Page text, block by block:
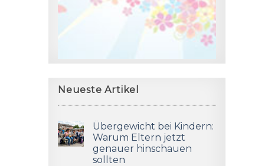
Neueste Artikel
Übergewicht bei Kindern:
Warum Eltern jetzt
genauer hinschauen
sollten